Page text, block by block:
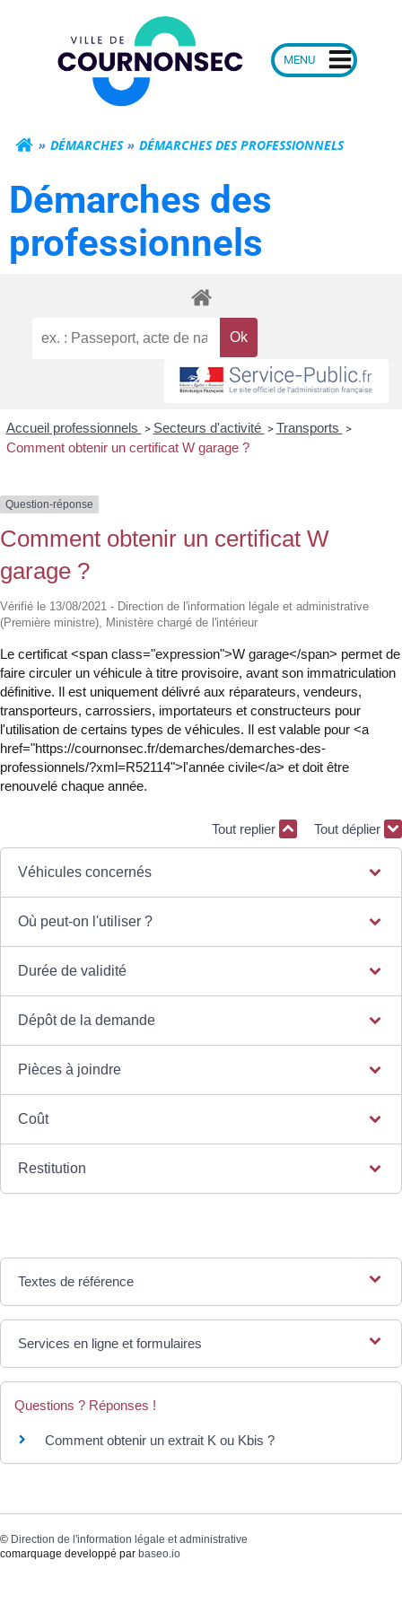
Mairie de
DÉMARCHES DÉMARCHES DES PROFESSIONNELS
Démarches des
professionnels
Accueil professionnels > Secteurs d'activité > Transports >
Comment obtenir un certificat W garage ?
Question-réponse
Comment obtenir un certificat W
garage ?
Vérifié le 13/08/2021 - Direction de l'information légale et administrative
(Première ministre), Ministère chargé de l'intérieur
Le certificat <span class="expression">W garage</span> permet de
faire circuler un véhicule à titre provisoire, avant son immatriculation
définitive. Il est uniquement délivré aux réparateurs, vendeurs,
transporteurs, carrossiers, importateurs et constructeurs pour
l'utilisation de certains types de véhicules. Il est valable pour <a
href="https://cournonsec.fr/demarches/demarches-des-
professionnels/?xml=R52114">l'année civile</a> et doit être
renouvelé chaque année.
Tout replier Tout déplier
Véhicules concernés
Où peut-on l'utiliser ?
Durée de validité
Dépôt de la demande
Pièces à joindre
Coût
Restitution
Textes de référence
Services en ligne et formulaires
Questions ? Réponses !
Comment obtenir un extrait K ou Kbis ?
© Direction de l'information légale et administrative
comarquage developpé par baseo.io